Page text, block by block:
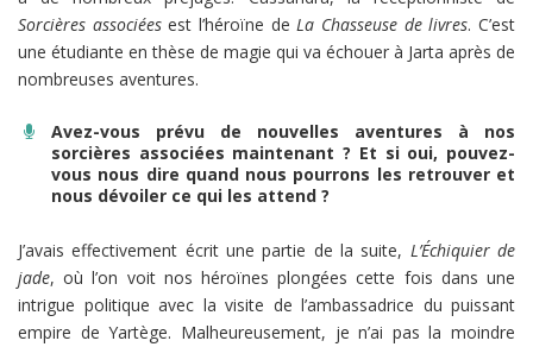
Sorcières associéesest l’héroïne deLa Chasseuse de livres. C’est
une étudiante en thèse de magie qui va échouer à Jarta après de
nombreuses aventures.
Avez-vous prévu de nouvelles aventures à nos
sorcières associées maintenant ? Et si oui, pouvez-
vous nous dire quand nous pourrons les retrouver et
nous dévoiler ce qui les attend ?
J’avais effectivement écrit une partie de la suite, L’Échiquier de
jade, où l’on voit nos héroïnes plongées cette fois dans une
intrigue politique avec la visite de l’ambassadrice du puissant
empire de Yartège. Malheureusement, je n’ai pas la moindre